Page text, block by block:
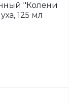
"Колени
125 мл